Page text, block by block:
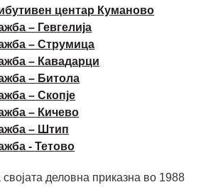
центар Куманово
– Гевгелија
– Струмица
– Кавадарци
– Битола
– Скопје
– Кичево
– Штип
- Тетово
својата деловна приказна во 1988